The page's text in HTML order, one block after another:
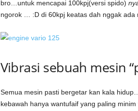
bro…untuk mencapai 100kpj(versi spido)
ngorok … :D di 60kpj keatas dah nggak ada
Vibrasi sebuah mesin
Semua mesin pasti bergetar kan kala
kebawah hanya wantufaif yang paling